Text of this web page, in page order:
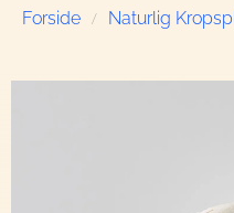
Forside / Naturlig